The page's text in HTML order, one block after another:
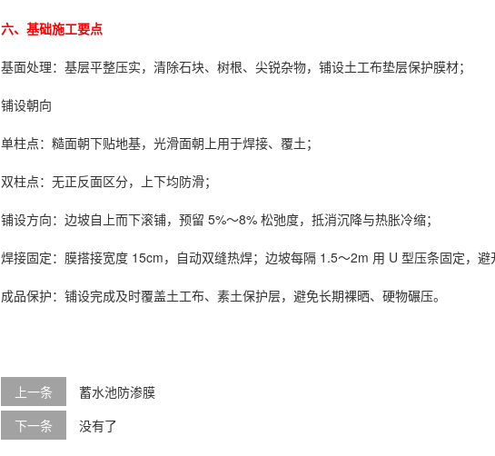
六、基础施工要点
基面处理：基层平整压实，清除石块、树根、尖锐杂物，铺设土工布垫层保护膜材；
铺设朝向
单柱点：糙面朝下贴地基，光滑面朝上用于焊接、覆土；
双柱点：无正反面区分，上下均防滑；
铺设方向：边坡自上而下滚铺，预留 5%～8% 松弛度，抵消沉降与热胀冷缩；
焊接固定：膜搭接宽度 15cm，自动双缝热焊；边坡每隔 1.5～2m 用 U 型压条固定，避
成品保护：铺设完成及时覆盖土工布、素土保护层，避免长期裸晒、硬物碾压。
上一条
蓄水池防渗膜
下一条
没有了